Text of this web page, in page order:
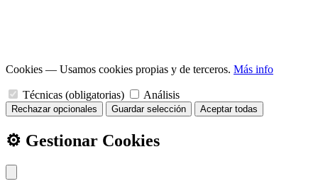
Cookies — Usamos cookies propias y de terceros. Más info
Técnicas (obligatorias) Análisis
Rechazar opcionales Guardar selección Aceptar todas
⚙️ Gestionar Cookies